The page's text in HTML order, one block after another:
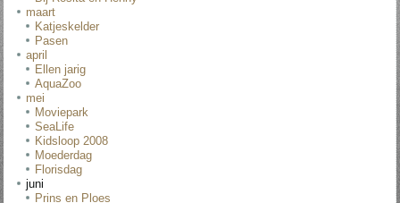
maart
Katjeskelder
Pasen
april
Ellen jarig
AquaZoo
mei
Moviepark
SeaLife
Kidsloop 2008
Moederdag
Florisdag
juni
Prins en Ploes